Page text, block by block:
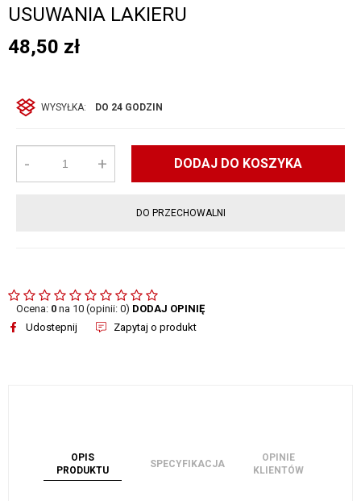
USUWANIA LAKIERU
48,50 zł
WYSYŁKA: DO 24 GODZIN
- + DODAJ DO KOSZYKA
DO PRZECHOWALNI
Ocena: 0 na 10 (opinii: 0) DODAJ OPINIĘ
Udostepnij
Zapytaj o produkt
OPIS
PRODUKTU
SPECYFIKACJA
OPINIE
KLIENTÓW